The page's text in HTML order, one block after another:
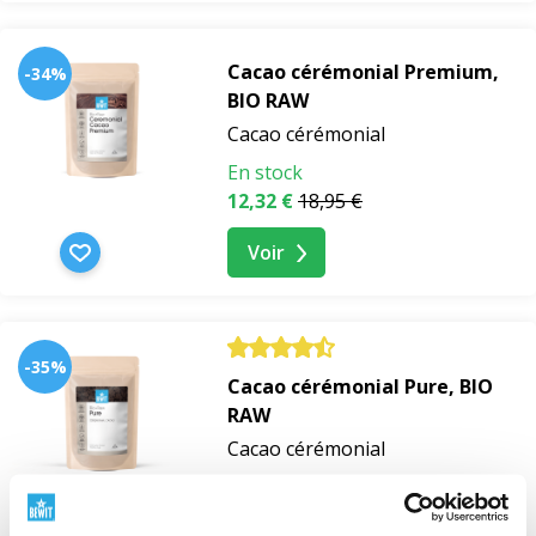
préparation crémeuse, de la
goût plus riche ou le Bewitella Tasting Set comme
touche sucrée à chaque tasse. Les trois compléments
sont à -30 %.
-34%
Cacao cérémonial Premium,
BIO RAW
Cacao cérémonial
En stock
12,32 €18,95 €
Voir
-35%
Cacao cérémonial Pure, BIO
RAW
Cacao cérémonial